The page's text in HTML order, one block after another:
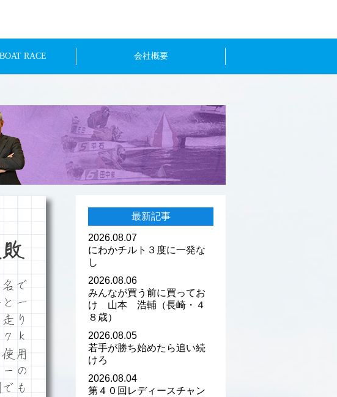
RACE 会社概要
で
一
り
ｋ
用
の
も
最新記事
2026.08.07
にわかチルト３度に一発な
し
2026.08.06
みんなが買う前に買ってお
け 山本 浩輔（長崎・４
８歳）
2026.08.05
若手が勝ち始めたら追い続
けろ
2026.08.04
第４０回レディースチャン